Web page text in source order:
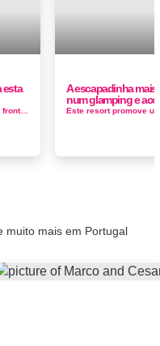
esta
Estes montes que a circundam e lhe ornam a fronte, oferecem aos visitantes surpreendentes paisagens, ao mesmo tempo o abismando na miragem dos cerros ...
A escapadinha
num glamping e
muito mais em Portugal